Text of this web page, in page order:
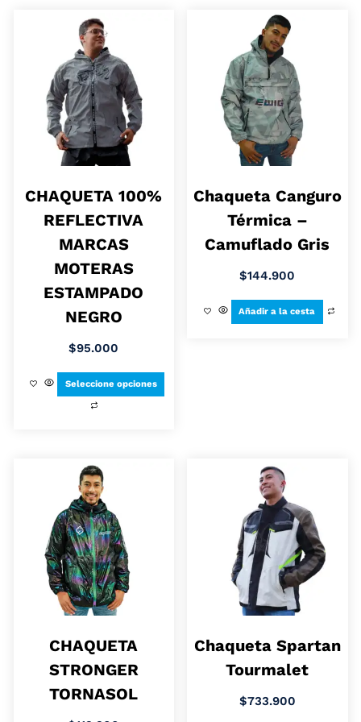
CHAQUETA 100%
REFLECTIVA
MARCAS
MOTERAS
ESTAMPADO
NEGRO
$95.000
Seleccione opciones
Chaqueta Canguro
Térmica –
Camuflado Gris
$144.900
Añadir a la cesta
CHAQUETA
STRONGER
TORNASOL
Chaqueta Spartan
Tourmalet
$733.900